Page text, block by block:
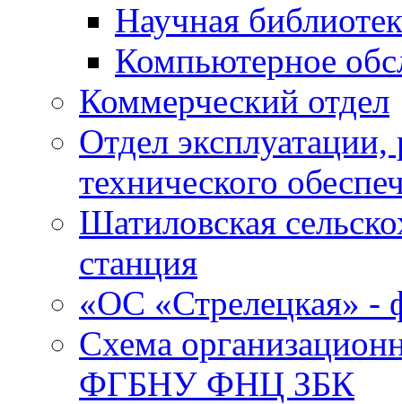
Научная
Компьютерное
Коммерческий отдел
Отдел
технического
Шатиловская
станция
«ОС «Стрелецкая»
Схема
ФГБНУ ФНЦ ЗБК